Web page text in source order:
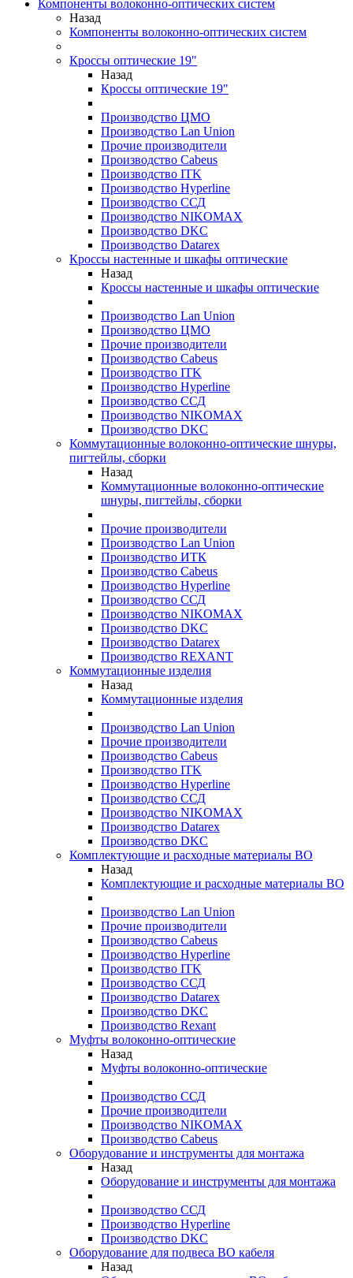
Компоненты волоконно-оптических систем
Назад
Компоненты волоконно-оптических систем
Кроссы оптические 19"
Назад
Кроссы оптические 19"
Производство ЦМО
Производство Lan Union
Прочие производители
Производство Cabeus
Производство ITK
Производство Hyperline
Производство ССД
Производство NIKOMAX
Производство DKC
Производство Datarex
Кроссы настенные и шкафы оптические
Назад
Кроссы настенные и шкафы оптические
Производство Lan Union
Производство ЦМО
Прочие производители
Производство Cabeus
Производство ITK
Производство Hyperline
Производство ССД
Производство NIKOMAX
Производство DKC
Коммутационные волоконно-оптические шнуры,
пигтейлы, сборки
Назад
Коммутационные волоконно-оптические
шнуры, пигтейлы, сборки
Прочие производители
Производство Lan Union
Производство ИТК
Производство Cabeus
Производство Hyperline
Производство ССД
Производство NIKOMAX
Производство DKC
Производство Datarex
Производство REXANT
Коммутационные изделия
Назад
Коммутационные изделия
Производство Lan Union
Прочие производители
Производство Cabeus
Производство ITK
Производство Hyperline
Производство ССД
Производство NIKOMAX
Производство Datarex
Производство DKC
Комплектующие и расходные материалы ВО
Назад
Комплектующие и расходные материалы ВО
Производство Lan Union
Прочие производители
Производство Cabeus
Производство Hyperline
Производство ITK
Производство ССД
Производство Datarex
Производство DKC
Производство Rexant
Муфты волоконно-оптические
Назад
Муфты волоконно-оптические
Производство ССД
Прочие производители
Производство NIKOMAX
Производство Cabeus
Оборудование и инструменты для монтажа
Назад
Оборудование и инструменты для монтажа
Производство ССД
Производство Hyperline
Производство DKC
Оборудование для подвеса ВО кабеля
Назад